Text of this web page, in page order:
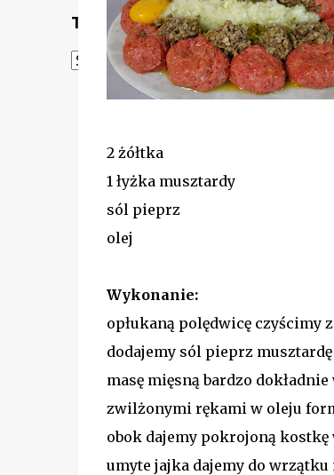
Translate
Powered by Translate
2 żółtka
1 łyżka musztardy
sól pieprz
olej
Wykonanie:
opłukaną polędwicę czyścimy
dodajemy sól pieprz
masę mięsną bardzo
zwilżonymi rękami w oleju
obok dajemy pokrojoną
umyte jajka dajemy do wrzątku